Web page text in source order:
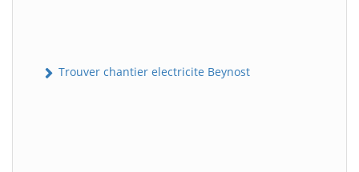
Trouver chantier electricite Beynost